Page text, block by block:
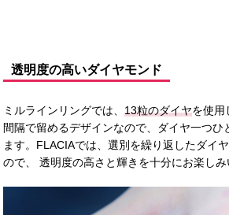
透明度の高いダイヤモンド
ミルラインリングでは、13粒のダイヤを使用
間隔で留めるデザインなので、ダイヤ一つひ
ます。FLACIAでは、選別を繰り返したダイ
ので、 透明度の高さと輝きを十分にお楽しみ